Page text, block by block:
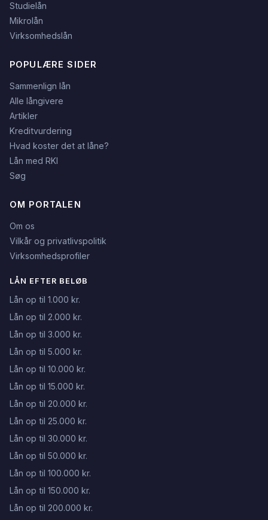
Studielån
Mikrolån
Virksomhedslån
POPULÆRE SIDER
Sammenlign lån
Alle långivere
Artikler
Kreditvurdering
Hvad koster det at låne?
Lån med RKI
Søg
OM PORTALEN
Om os
Vilkår og privatlivspolitik
Virksomhedsprofiler
LÅN EFTER BELØB
Lån op til 1.000 kr.
Lån op til 2.000 kr.
Lån op til 3.000 kr.
Lån op til 5.000 kr.
Lån op til 10.000 kr.
Lån op til 15.000 kr.
Lån op til 20.000 kr.
Lån op til 25.000 kr.
Lån op til 30.000 kr.
Lån op til 50.000 kr.
Lån op til 100.000 kr.
Lån op til 150.000 kr.
Lån op til 200.000 kr.